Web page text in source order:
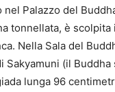
Palazzo del
tonnellata, è scolpita
Nella Sala del
Sakyamuni (il
lunga 96